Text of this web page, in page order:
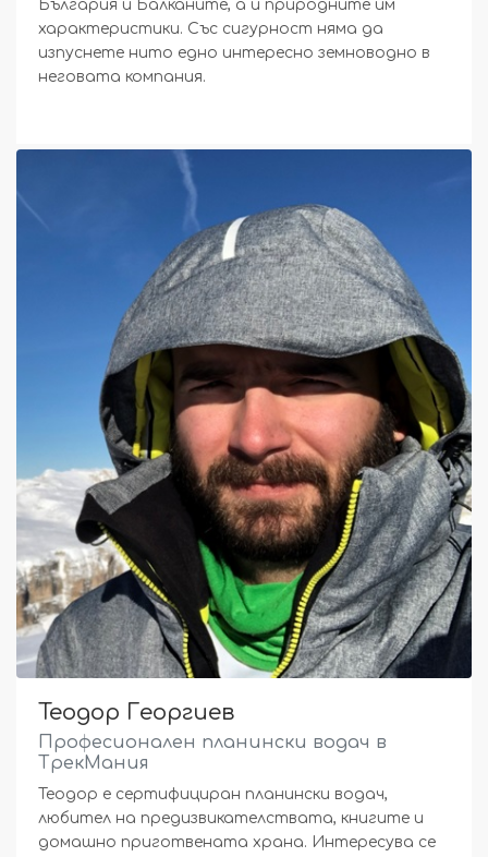
България и Балканите, а и природните им
характеристики. Със сигурност няма да
изпуснете нито едно интересно земноводно в
неговата компания.
Теодор Георгиев
Професионален планински водач в
ТрекМания
Теодор е сертифициран планински водач,
любител на предизвикателствата, книгите и
домашно приготвената храна. Интересува се